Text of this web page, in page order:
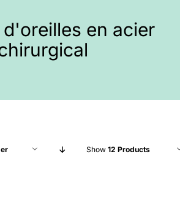
en acier
Show 12 Products